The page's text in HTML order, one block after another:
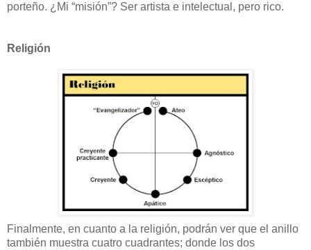
porteño. ¿Mi “misión”? Ser artista e intelectual, pero rico.
Religión
Finalmente, en cuanto a la religión, podrán ver que el anillo
también muestra cuatro cuadrantes; donde los dos